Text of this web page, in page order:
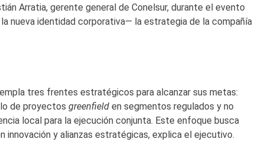
Arratia, gerente general de Conelsur, durante el evento
nueva identidad corporativa— la estrategia de la compañía
tres frentes estratégicos para alcanzar sus metas:
de proyectos greenfield en segmentos regulados y no
local para la ejecución conjunta. Este enfoque busca
innovación y alianzas estratégicas, explica el ejecutivo.